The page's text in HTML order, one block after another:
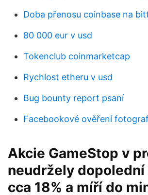
Doba přenosu coinbase na
80 000 eur v usd
Tokenclub coinmarketcap
Rychlost etheru v usd
Bug bounty report psaní
Facebookové ověření
Akcie GameStop v
neudržely dopolední
cca 18% a míří do